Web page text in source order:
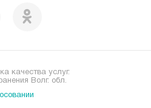
качества услуг.
Волг. обл.